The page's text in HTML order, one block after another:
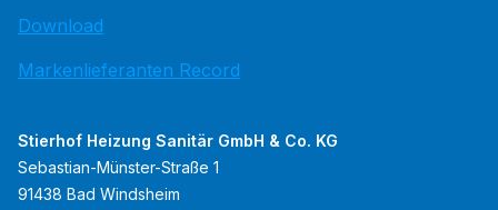
Download
Markenlieferanten Record
Stierhof Heizung Sanitär GmbH & Co. KG
Sebastian-Münster-Straße 1
91438 Bad Windsheim